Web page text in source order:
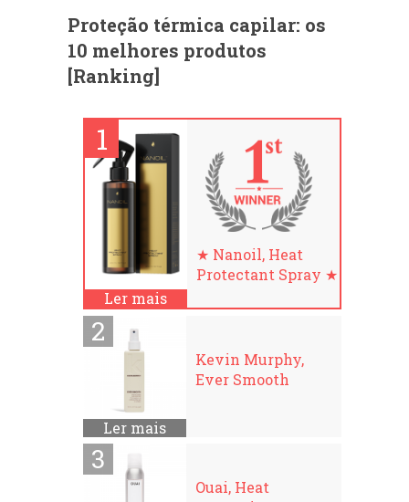
Proteção térmica capilar: os
10 melhores produtos
[Ranking]
★ Nanoil, Heat
Protectant Spray ★
Ler mais
Kevin Murphy,
Ever Smooth
Ler mais
Ouai, Heat